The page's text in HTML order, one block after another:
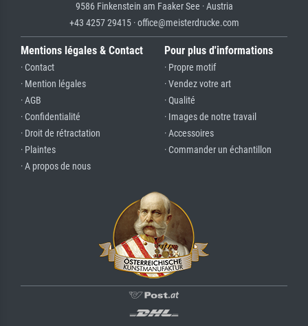
9586 Finkenstein am Faaker See · Austria
+43 4257 29415 · office@meisterdrucke.com
Mentions légales & Contact
· Contact
· Mention légales
· AGB
· Confidentialité
· Droit de rétractation
· Plaintes
· A propos de nous
Pour plus d'informations
· Propre motif
· Vendez votre art
· Qualité
· Images de notre travail
· Accessoires
· Commander un échantillon